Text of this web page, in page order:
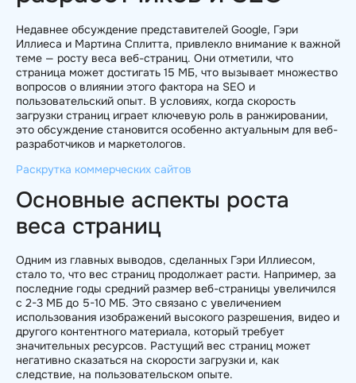
Недавнее обсуждение представителей Google, Гэри
Иллиеса и Мартина Сплитта, привлекло внимание к важной
теме — росту веса веб-страниц. Они отметили, что
страница может достигать 15 МБ, что вызывает множество
вопросов о влиянии этого фактора на SEO и
пользовательский опыт. В условиях, когда скорость
загрузки страниц играет ключевую роль в ранжировании,
это обсуждение становится особенно актуальным для веб-
разработчиков и маркетологов.
Раскрутка коммерческих сайтов
Основные аспекты роста
веса страниц
Одним из главных выводов, сделанных Гэри Иллиесом,
стало то, что вес страниц продолжает расти. Например, за
последние годы средний размер веб-страницы увеличился
с 2-3 МБ до 5-10 МБ. Это связано с увеличением
использования изображений высокого разрешения, видео и
другого контентного материала, который требует
значительных ресурсов. Растущий вес страниц может
негативно сказаться на скорости загрузки и, как
следствие, на пользовательском опыте.